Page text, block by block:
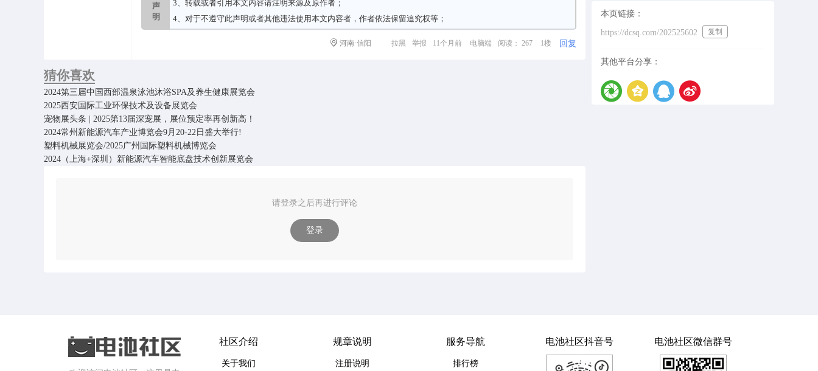
声
明
3、转载或者引用本文内容请注明来源及原作者；
4、对于不遵守此声明或者其他违法使用本文内容者，作者依法保留追究权等；
河南·信阳 拉黑 举报 11个月前 电脑端 阅读： 267 1楼 回复
猜你喜欢
2024第三届中国西部温泉泳池沐浴SPA及养生健康展览会
2025西安国际工业环保技术及设备展览会
宠物展头条 | 2025第13届深宠展，展位预定率再创新高！
2024常州新能源汽车产业博览会9月20-22日盛大举行!
塑料机械展览会/2025广州国际塑料机械博览会
2024（上海+深圳）新能源汽车智能底盘技术创新展览会
请登录之后再进行评论
登录
本页链接：
https://dcsq.com/202525602 复制
其他平台分享：
社区介绍
关于我们
规章说明
注册说明
服务导航
排行榜
电池社区抖音号 电池社区微信群号